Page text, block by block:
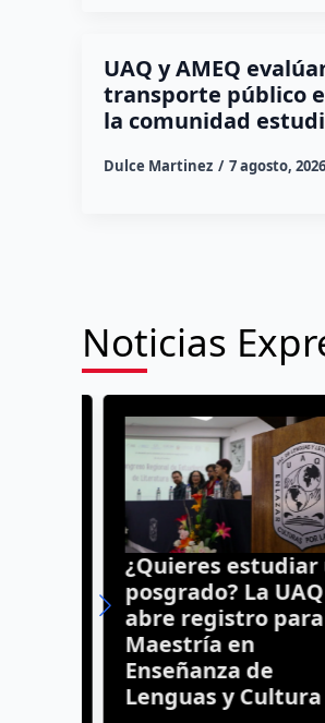
UAQ y AMEQ
transporte público
la comunidad
Dulce Martinez 7 agosto, 2026
Noticias
¿Quieres estudiar
posgrado? La UAQ
abre registro para la
Maestría en
Enseñanza de
Lenguas y Cultura